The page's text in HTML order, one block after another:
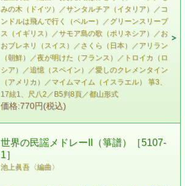
みの木（ドイツ）／サンタルチア（イタリア）／コ
ンドルは飛んで行く（ペルー）／グリーンスリーブ
ス（イギリス）／サモア島の歌（ポリネシア）／お
おブレネリ（スイス）／さくら（日本）／アリラン
（朝鮮）／夜が明けた（フランス）／トロイカ（ロ
シア）／追憶（スペイン）／愛しのクレメンタイン
（アメリカ）／マイムマイム（イスラエル） 箏3、
17絃1、尺八2／B5判8頁／都山形式
価格:770円(税込)
世界の民謡メドレーII（箏譜）［5107-
1］
池上眞吾〈編曲〉